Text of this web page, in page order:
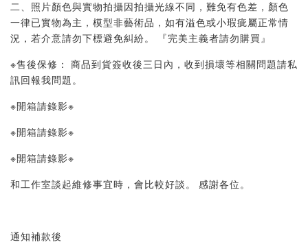
二、照片顏色與實物拍攝因拍攝光線不同，難免有色差，顏色
一律已實物為主，模型非藝術品，如有溢色或小瑕疵屬正常情
況，若介意請勿下標避免糾紛。 『完美主義者請勿購買』
※售後保修： 商品到貨簽收後三日內，收到損壞等相關問題請私
訊回報我問題。
※開箱請錄影※
※開箱請錄影※
※開箱請錄影※
和工作室談起維修事宜時，會比較好談。 感謝各位。
通知補款後